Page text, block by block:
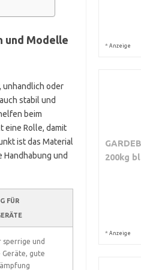
und Modelle
unhandlich oder
stabil und
beim
eine Rolle, damit
ist das Material
Handhabung und
FÜR
sperrige und
Geräte, gute
* Anzeige
200kg
* Anzeige